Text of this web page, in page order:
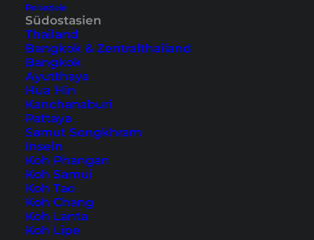
Reiseziele
Südostasien
Thailand
Bangkok & Zentralthailand
Bangkok
Ayutthaya
Hua Hin
Kanchanaburi
Pattaya
Samut Songkhram
Inseln
Koh Phangan
Koh Samui
Koh Tao
Koh Chang
Koh Lanta
Koh Lipe
bezaubernder Juara
Beach (Video)
Zuletzt aktualisiert: 16. März 2026